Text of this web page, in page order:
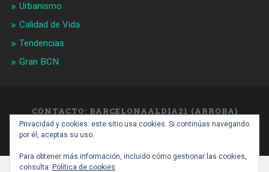
Urbanismo
Calidad de Vida
Tendencias
Gran BCN
CONTACTO: BARCELONAALDIA21 (ARROBA)
GMAIL.COM
Privacidad y cookies: este sitio usa cookies. Si continúas navegando
por él, aceptas su uso.
Para obtener más información, incluido cómo gestionar las cookies,
consulta: Política de cookies